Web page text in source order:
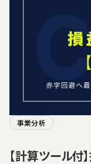
事業分析
【計算ツール付